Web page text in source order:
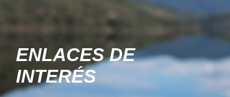
ENLACES DE
INTERÉS